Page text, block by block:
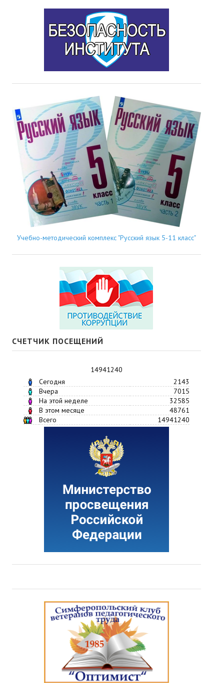
Учебно-методический комплекс "Русский язык 5-11 класс"
СЧЕТЧИК ПОСЕЩЕНИЙ
14941240
Сегодня
2143
Вчера
7015
На этой неделе
32585
В этом месяце
48761
Всего
14941240